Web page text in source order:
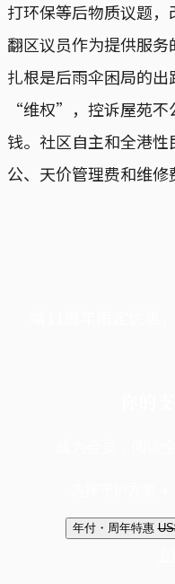
打环保等后物质议题
翻区议员作为提供服
扎根是后雨伞困局的
“维权”，控诉屋苑不
钱。社区自主和全港
公、天价管理费和维修
年付・周年特惠